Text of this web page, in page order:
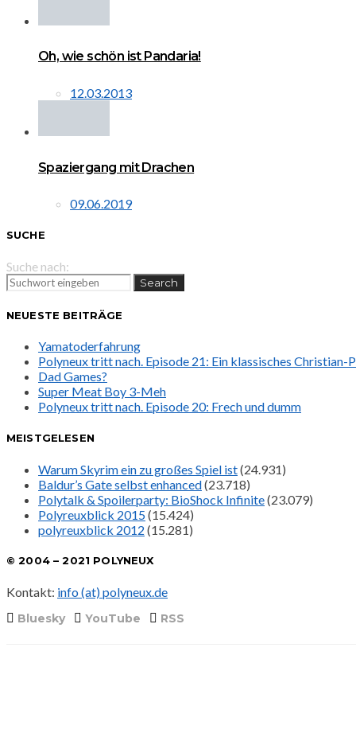
Oh, wie schön ist Pandaria!
12.03.2013
Spaziergang mit Drachen
09.06.2019
SUCHE
Suche nach:
Search
NEUESTE BEITRÄGE
Yamatoderfahrung
Polyneux tritt nach. Episode 21: Ein klassisches Christian-
Dad Games?
Super Meat Boy 3-Meh
Polyneux tritt nach. Episode 20: Frech und dumm
MEISTGELESEN
Warum Skyrim ein zu großes Spiel ist(24.931)
Baldur’s Gate selbst enhanced(23.718)
Polytalk & Spoilerparty: BioShock Infinite(23.079)
Polyreuxblick 2015(15.424)
polyreuxblick 2012 (15.281)
© 2004 – 2021 POLYNEUX
Kontakt: info (at) polyneux.de
Bluesky YouTube RSS